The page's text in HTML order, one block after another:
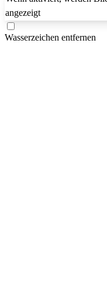
angezeigt
Wasserzeichen entfernen